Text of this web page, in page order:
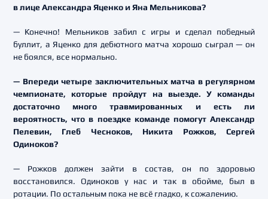
в лице Александра Яценко и Яна Мельникова?
— Конечно! Мельников забил с игры и сделал победный
буллит, а Яценко для дебютного матча хорошо сыграл — он
не боялся, все нормально.
— Впереди четыре заключительных матча в регулярном
чемпионате, которые пройдут на выезде. У команды
достаточно много травмированных и есть ли
вероятность, что в поездке команде помогут Александр
Пелевин, Глеб Чесноков, Никита Рожков, Сергей
Одиноков?
— Рожков должен зайти в состав, он по здоровью
восстановился. Одиноков у нас и так в обойме, был в
ротации. По остальным пока не всё гладко, к сожалению.